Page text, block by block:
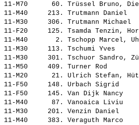
11-M70      60. Trüssel
11-M40     213.
11-M30     306.
11-F20     125. Tsamda
11-M40       2. Tschopp
11-M30     113.
11-M30     301. Tschuor
11-M50     409.
11-M20      21. Ulrich
11-F50     148.
11-F50     145. Van
11-M40      87.
11-M30     201. Venzin
11-M40     383.